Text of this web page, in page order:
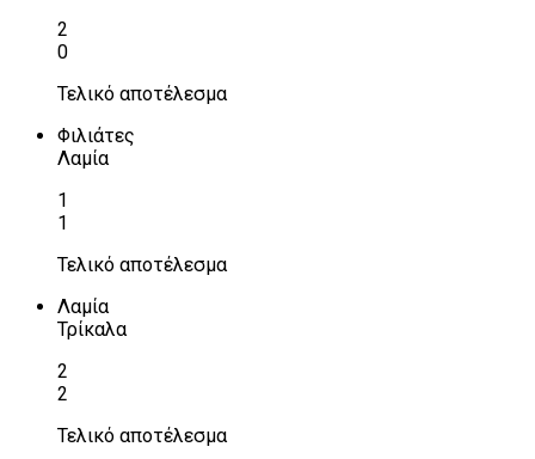
2
0
Τελικό αποτέλεσμα
Φιλιάτες
Λαμία
1
1
Τελικό αποτέλεσμα
Λαμία
Τρίκαλα
2
2
Τελικό αποτέλεσμα